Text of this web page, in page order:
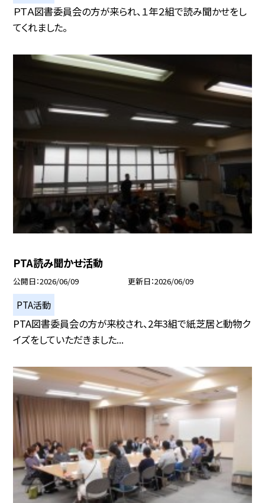
ＰＴＡ図書委員会の方が来られ、１年２組で読み聞かせをし
てくれました。
PTA読み聞かせ活動
公開日 2026/06/09 更新日 2026/06/09
PTA活動
PTA図書委員会の方が来校され、2年3組で紙芝居と動物ク
イズをしていただきました...